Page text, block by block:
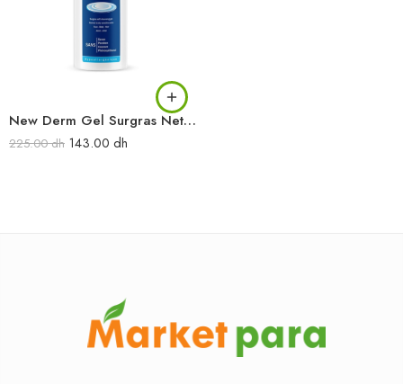
New Derm Gel Surgras Nettoyant Doux 500ml
225.00dh 143.00 dh